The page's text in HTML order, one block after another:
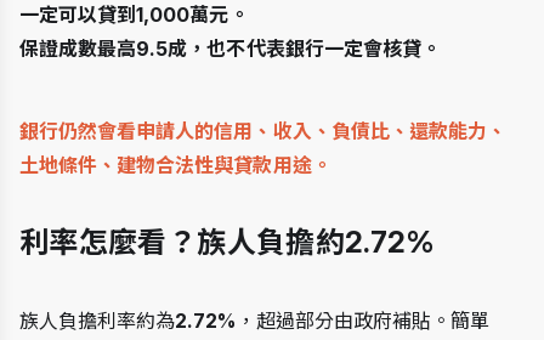
一定可以貸到1,000萬元。
保證成數最高9.5成，也不代表銀行一定會核貸。
銀行仍然會看申請人的信用、收入、負債比、還款能力、
土地條件、建物合法性與貸款用途。
利率怎麼看？族人負擔約2.72%
族人負擔利率約為2.72% ，超過部分由政府補貼。簡單